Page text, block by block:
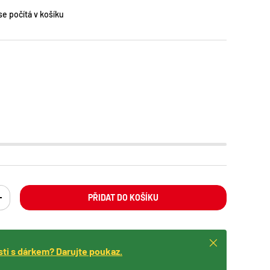
počítá v košíku
CS.CART.ITEMS.DECREASE_QUANTITY
MISSING: CS.CART.ITEMS.INCREASE_QUANTITY
PŘIDAT DO KOŠÍKU
s dárkem? Darujte poukaz.
Zavřít